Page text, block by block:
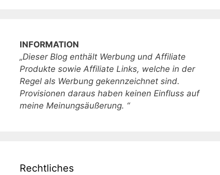
INFORMATION
„Dieser Blog enthält Werbung und Affiliate
Produkte sowie Affiliate Links, welche in der
Regel als Werbung gekennzeichnet sind.
Provisionen daraus haben keinen Einfluss auf
meine Meinungsäußerung. “
Rechtliches